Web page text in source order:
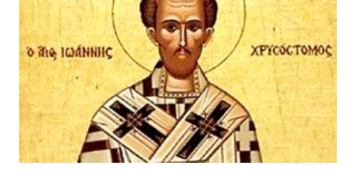
Техно і зв'язок Лайт
Зброя Інциденти
Здоров'я Туризм
Цікавинки Погода
Екологія Регіони